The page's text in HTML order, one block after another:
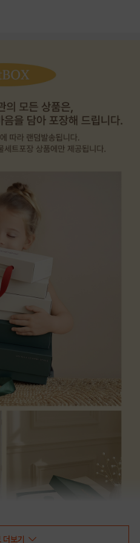
보기